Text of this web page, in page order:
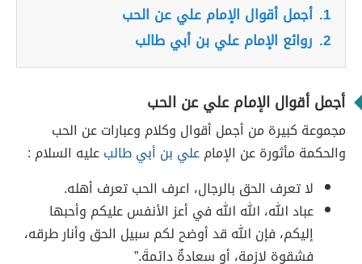
1. أجمل أقوال الإمام علي عن الحب
2. روائع الإمام علي بن أبي طالب
أجمل أقوال الإمام علي عن الحب
مجموعة كبيرة من أجمل أقوال وكلام وعبارات عن الحب
والحكمة مأثورة عن الإمامعلي بن أبي طالبعليه السلام :
لا تعرف الحق بالرجال، اعرف الحب تعرف أهله.
عباد الله، الله الله في أعز الأنفس عليكم وأحبها
إليكم، فإن الله قد أوضح لكم سبيل الحق وأنار طرقه،
فشقوة لازمة، أو سعادةٌ دائمةَ.”